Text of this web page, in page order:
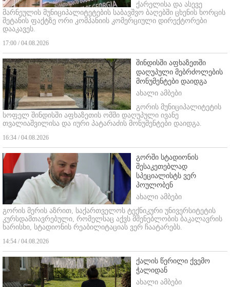
ქარელისა და ასევე
მარნეულის მუნიციპალიტეტების საბავშვო ბაღებში ცხენის ხორცის
შეტანის ფაქტზე ორი კომპანიის კომერციული დირექტორები
დააკავეს.
17:00 / 04.08.2026
შინდისში აფხაზეთში
დაღუპული მებრძოლების
მონუმენტები დაიდგა
ახალი ამბები
გორის მუნიციპალიტეტის
სოფელ შინდისში აფხაზეთის ომში დაღუპული ივანე
თვალიაშვილისა და იური პატარაძის მონუმენტები დაიდგა.
16:34 / 04.08.2026
გორში სტადიონის
შესაკეთებლად
სპეციალისტს ვერ
პოულობენ
ახალი ამბები
გორის მერის აზრით, საქართველოს ტექნიკური უნივერსიტეტის
კურსდამთავრებული, რომელსაც აქვს მშენებლობის ბაკალავრის
ხარისხი, სტადიონის რეაბილიტაციას ვერ ჩაატარებს.
14:54 / 04.08.2026
ქალის წერილი ქვემო
ჭალიდან
ახალი ამბები